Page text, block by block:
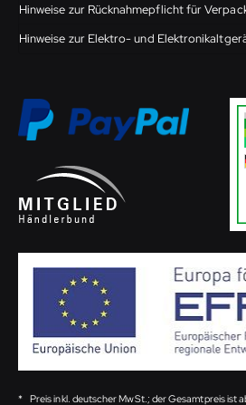
Hinweise zur Rücknahmepflicht für
Hinweise zur Elektro- und
* Preis inkl. deutscher MwSt.; der Gesamtpreis ist